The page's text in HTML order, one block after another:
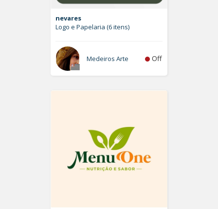
nevares
Logo e Papelaria (6 itens)
Medeiros Arte Off